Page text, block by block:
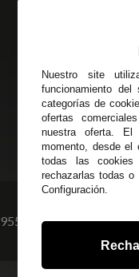
Entregas y
Pago Seguro
Terminos y
Condiciones Generales
Políticas de Cookies
955 44 45 43/955 44 45
Nuestro site
funcionamiento
categorías de
ofertas
nuestra oferta. El
momento, desde el
todas las
rechazarlas todas
Configuración.